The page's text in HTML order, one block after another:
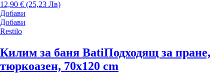
12,90 € (25,23 Лв)
Добави
Добави
Restilo
Килим за баня BatiПодходящ за пране,
тюркоазен, 70x120 cm